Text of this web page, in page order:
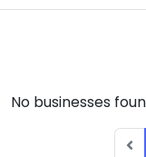
No businesses